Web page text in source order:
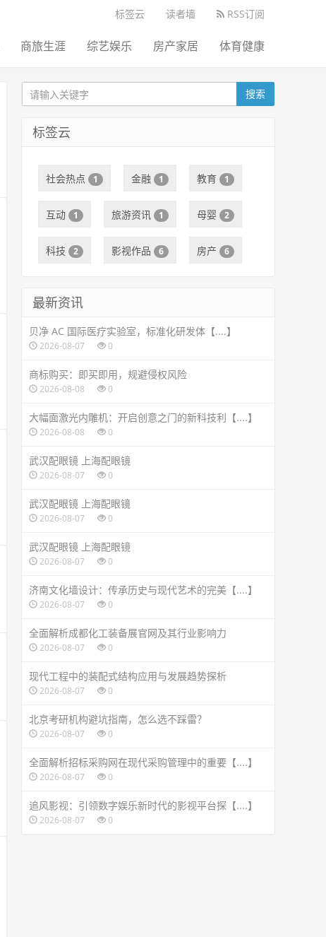
标签云 读者墙 RSS订阅
商旅生涯 综艺娱乐 房产家居 体育健康
搜索
标签云
社会热点 1 金融 1 教育 1
互动 1 旅游资讯 1 母婴 2
科技 2 影视作品 6 房产 6
最新资讯
贝净 AC 国际医疗实验室，标准化研发体【....】
2026-08-07 0
商标购买：即买即用，规避侵权风险
2026-08-08 0
大幅面激光内雕机：开启创意之门的新科技利【....】
2026-08-08 0
武汉配眼镜 上海配眼镜
2026-08-07 0
武汉配眼镜 上海配眼镜
2026-08-07 0
武汉配眼镜 上海配眼镜
2026-08-07 0
济南文化墙设计：传承历史与现代艺术的完美【....】
2026-08-07 0
全面解析成都化工装备展官网及其行业影响力
2026-08-07 0
现代工程中的装配式结构应用与发展趋势探析
2026-08-07 0
北京考研机构避坑指南，怎么选不踩雷？
2026-08-07 0
全面解析招标采购网在现代采购管理中的重要【....】
2026-08-07 0
追风影视：引领数字娱乐新时代的影视平台探【....】
2026-08-07 0